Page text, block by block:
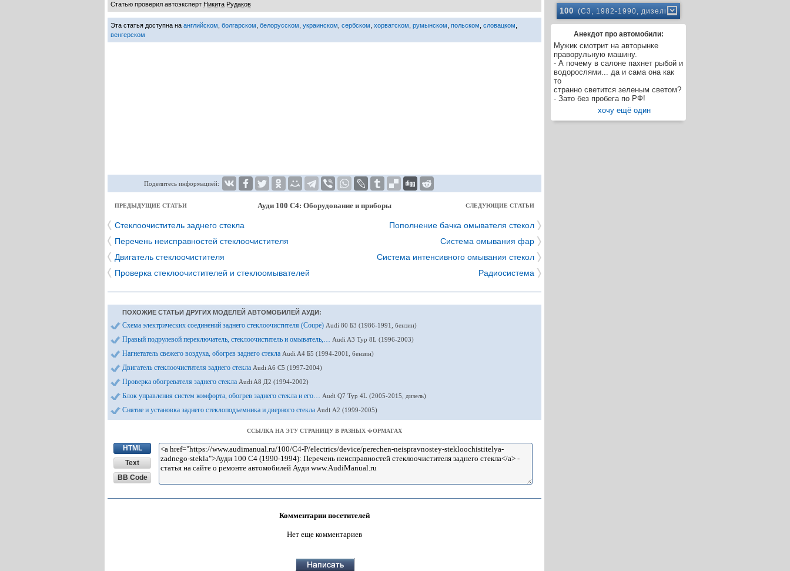
Статью проверил автоэксперт Никита Рудаков
Эта статья доступна на английском болгарском белорусском украинском сербском хорватском румынском польском словацком
венгерском
Поделитесь информацией:
ПРЕДЫДУЩИЕ СТАТЬИ Ауди 100 С4: Оборудование и приборы СЛЕДУЮЩИЕ СТАТЬИ
Стеклоочиститель заднего стекла
Перечень неисправностей стеклоочистителя
Двигатель стеклоочистителя
Проверка стеклоочистителей и стеклоомывателей
Пополнение бачка омывателя стекол
Система омывания фар
Система интенсивного омывания стекол
Радиосистема
ПОХОЖИЕ СТАТЬИ ДРУГИХ МОДЕЛЕЙ АВТОМОБИЛЕЙ АУДИ:
Схема электрических соединений заднего стеклоочистителя (Coupe) Audi 80 Б3 (1986-1991, бензин)
Правый подрулевой переключатель, стеклоочиститель и омыватель,… Audi A3 Typ 8L (1996-2003)
Нагнетатель свежего воздуха, обогрев заднего стекла Audi A4 Б5 (1994-2001, бензин)
Двигатель стеклоочистителя заднего стекла Audi A6 С5 (1997-2004)
Проверка обогревателя заднего стекла Audi A8 Д2 (1994-2002)
Блок управления систем комфорта, обогрев заднего стекла и его… Audi Q7 Typ 4L (2005-2015, дизель)
Снятие и установка заднего стеклоподъемника и дверного стекла Audi А2 (1999-2005)
ССЫЛКА НА ЭТУ СТРАНИЦУ В РАЗНЫХ ФОРМАТАХ
HTML
Text
BB Code
Комментарии посетителей
Нет еще комментариев
100 (C3, 1982-1990, дизель)
Анекдот про автомобили:
Мужик смотрит на авторынке
праворульную машину.
- А почему в салоне пахнет рыбой и
водорослями... да и сама она как
то
странно светится зеленым светом?
- Зато без пробега по РФ!
хочу ещё один